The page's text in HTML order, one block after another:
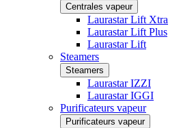
Centrales vapeur
Laurastar Lift Xtra
Laurastar Lift Plus
Laurastar Lift
Steamers
Steamers
Laurastar IZZI
Laurastar IGGI
Purificateurs vapeur
Purificateurs vapeur